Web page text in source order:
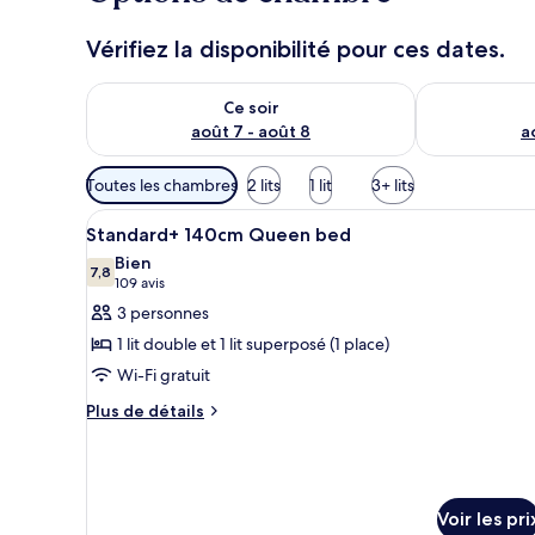
Vérifiez la disponibilité pour ces dates.
Ce soir
août 7 - août 8
Vérifier la disponibilité pour ce soir août 7 - août 8
Vérifier la
Filtres
disponibles
pour
les
chambres
Toutes les chambres 2 lits 1 lit 3+ lits
Afficher
toutes
les
photos
pour
ce
type
de
Une chambre d’hôtel avec
5
Standard+ 140cm Queen bed
7,87,8 sur 10
Bien
109 avis
(109 avis)
3 personnes
1 lit double et 1 lit superposé (1 place)
Wi-Fi gratuit
Plus de détails
Plus
Voir les